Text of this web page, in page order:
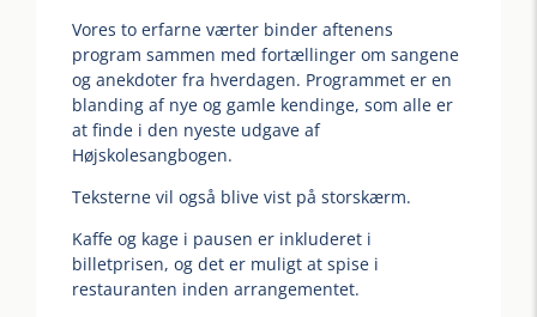
Vores to erfarne værter binder aftenens
program sammen med fortællinger om sangene
og anekdoter fra hverdagen. Programmet er en
blanding af nye og gamle kendinge, som alle er
at finde i den nyeste udgave af
Højskolesangbogen.
Teksterne vil også blive vist på storskærm.
Kaffe og kage i pausen er inkluderet i
billetprisen, og det er muligt at spise i
restauranten inden arrangementet.